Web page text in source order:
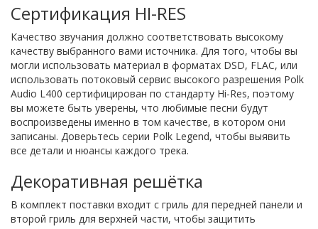
Сертификация HI-RES
Качество звучания должно соответствовать высокому
качеству выбранного вами источника. Для того, чтобы вы
могли использовать материал в форматах DSD, FLAC, или
использовать потоковый сервис высокого разрешения Polk
Audio L400 сертифицирован по стандарту Hi-Res, поэтому
вы можете быть уверены, что любимые песни будут
воспроизведены именно в том качестве, в котором они
записаны. Доверьтесь серии Polk Legend, чтобы выявить
все детали и нюансы каждого трека.
Декоративная решётка
В комплект поставки входит с гриль для передней панели и
второй гриль для верхней части, чтобы защитить